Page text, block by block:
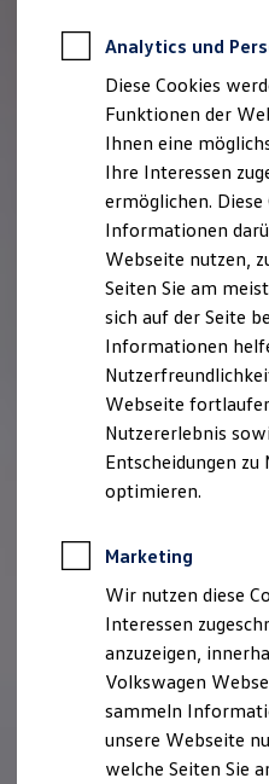
Zertifizierte
Für
Für
Leasing
Für
Für
Versicherungen &
Garantien
Kfz-
Wartungsverträge
Besitzer & Service
Reparatur & Service
Sommer-
Reparatur,
Service-
ServicePlus
Economy
Räder &
Ersatzfahrzeuge
Software,
California App
VW Connect
VW Connect
VW Connect
VW Connect
Connect Pro
Fleet Interface
Multistop
Übersicht
Hilfreiches für
Analytics und
Diese Cookies
Funktionen der
Ihnen eine
Ihre Interessen
ermöglichen.
Informationen
Webseite nutzen,
Seiten Sie am
sich auf der Seite
Informationen
Webseite
Nutzererlebnis
Entscheidungen
optimieren.
Marketing
Wir nutzen diese
Interessen
anzuzeigen,
Volkswagen
sammeln
unsere Webseite
welche Seiten Sie